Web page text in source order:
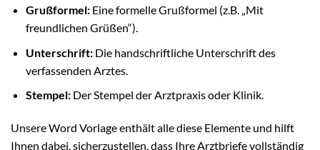
Grußformel:Eine formelle Grußformel (z.B. „Mit
freundlichen Grüßen“).
Unterschrift:Die handschriftliche Unterschrift des
verfassenden Arztes.
Stempel:Der Stempel der Arztpraxis oder Klinik.
Unsere Word Vorlage enthält alle diese Elemente und hilft
Ihnen dabei, sicherzustellen, dass Ihre Arztbriefe vollständig